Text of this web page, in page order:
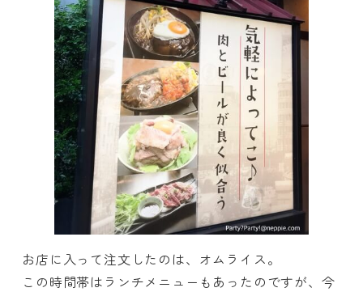
お店に入って注文したのは、オムライス。
この時間帯はランチメニューもあったのですが、今